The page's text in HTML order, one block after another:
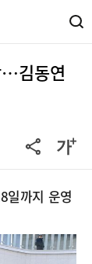
…김동연
일까지 운영